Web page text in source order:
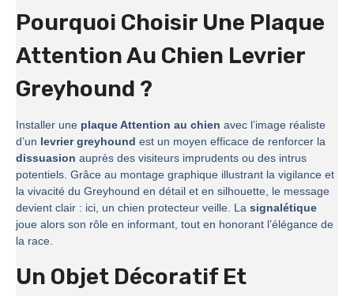
Pourquoi Choisir Une Plaque
Attention Au Chien Levrier
Greyhound ?
Installer une plaque Attention au chien avec l’image réaliste
d’un levrier greyhound est un moyen efficace de renforcer la
dissuasion auprès des visiteurs imprudents ou des intrus
potentiels. Grâce au montage graphique illustrant la vigilance et
la vivacité du Greyhound en détail et en silhouette, le message
devient clair : ici, un chien protecteur veille. La signalétique
joue alors son rôle en informant, tout en honorant l’élégance de
la race.
Un Objet Décoratif Et